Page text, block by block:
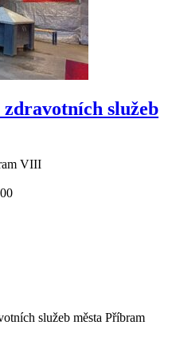
služeb
VIII
služeb města Příbram